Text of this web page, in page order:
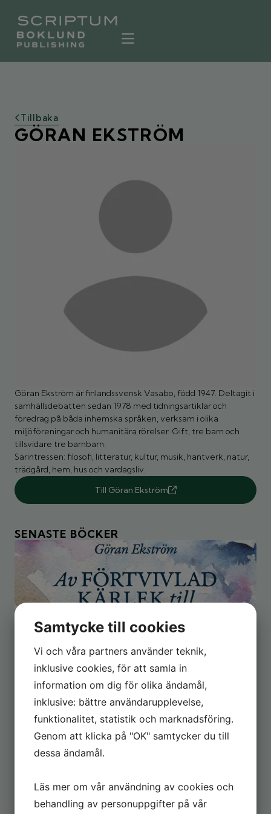
Tillbaka
GÖRAN EKSTRÖM
Göran Ekström är finlandssvensk Vasabo, född 1947. Deltagit i
samhällsdebatten sedan 1978 med tidningsartiklar och
föredrag på båda inhemska språken, verksam i olika
miljöföreningar och humanitära rörelser. Gift, tre barn och
tillsvidare tre barnbarn.
Särintressen: filosofi, litteratur, kultur, musik, hantverk, natur,
trädgård, hem, hus och vardagsliv.
Till Göran Ekström
SENASTE BÖCKER
Samtycke till cookies
Vi och våra partners använder teknik,
inklusive cookies, för att samla in
information om dig för olika ändamål,
inklusive: bättre användarupplevelse,
funktionalitet, statistik och marknadsföring.
Genom att klicka på "OK" samtycker du till
dessa ändamål.
Läs mer om vår användning av cookies och
behandling av personuppgifter på vår